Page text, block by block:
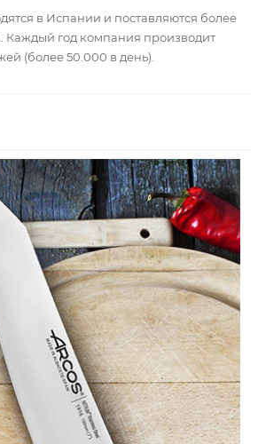
в Испании и поставляются более
Каждый год компания производит
(более 50.000 в день).